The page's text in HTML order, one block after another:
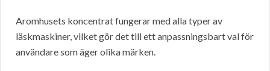
Aromhusets koncentrat fungerar med alla typer av
läskmaskiner, vilket gör det till ett anpassningsbart val för
användare som äger olika märken.